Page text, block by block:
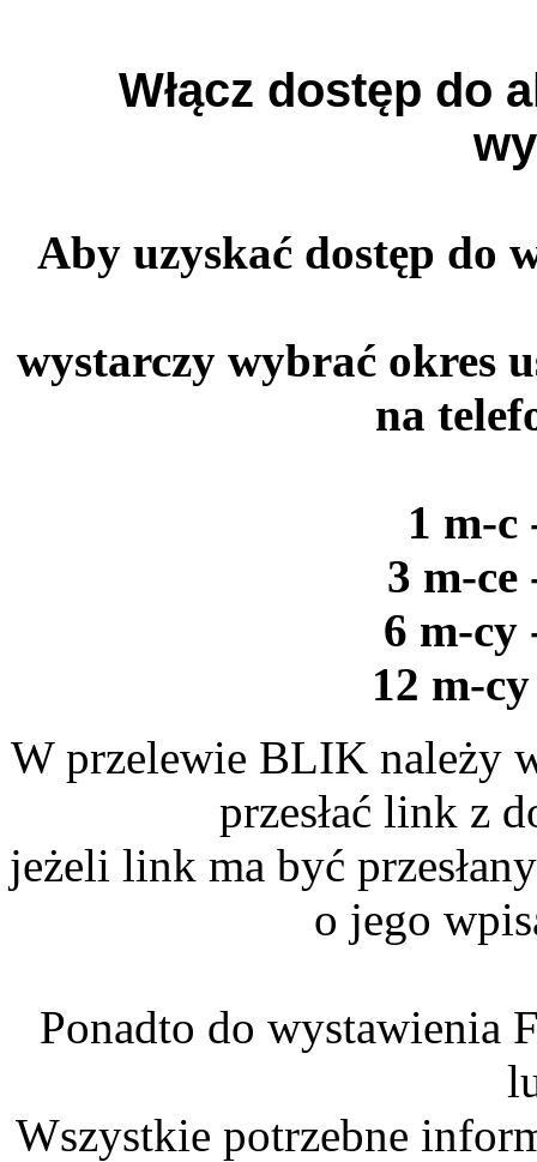
Włącz dostęp do
Aby uzyskać dostęp do
wystarczy wybrać okres
na
1 m-c
3 m-ce
6 m-cy
12 m-
W przelewie BLIK należy
przesłać link z
jeżeli link ma być
o jego
Ponadto do wystawienia
Wszystkie potrzebne